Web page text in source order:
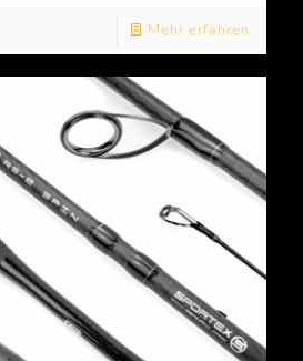
Mehr erfahren